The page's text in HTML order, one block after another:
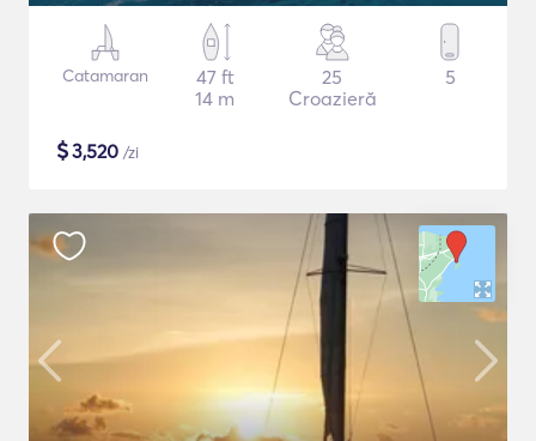
Catamaran
47 ft
14 m
25
Croazieră
5
$3,520 /zi